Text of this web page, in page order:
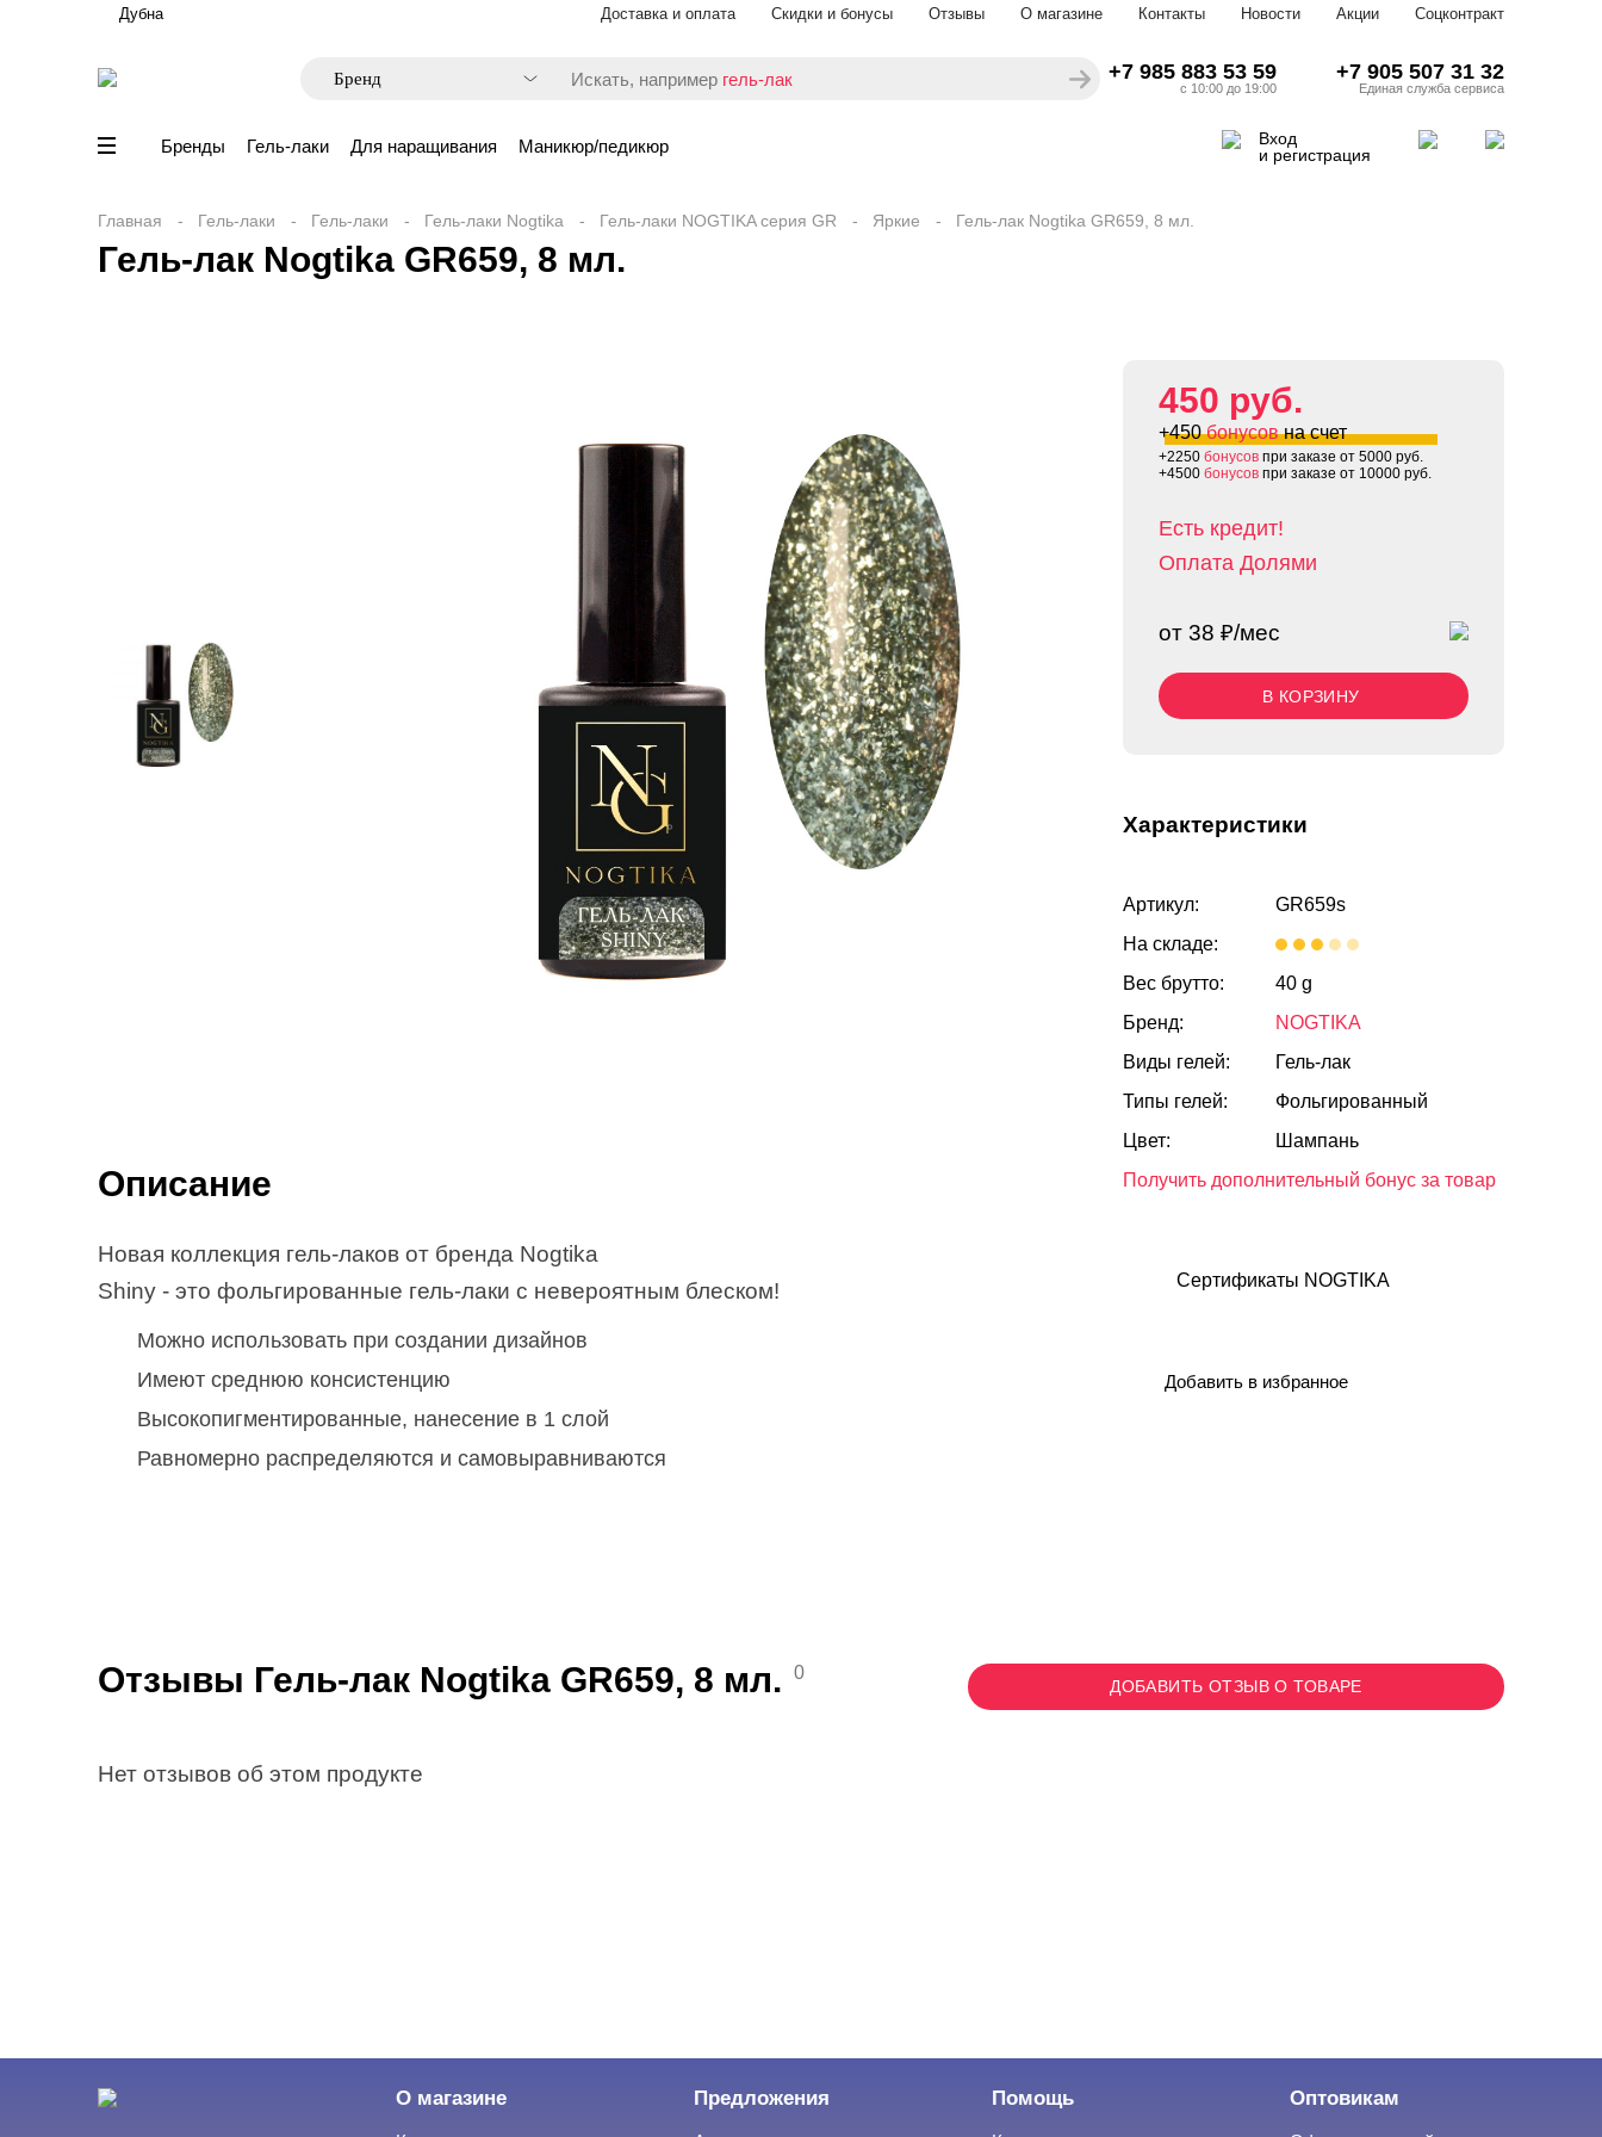
Дубна Доставка и оплата Скидки и бонусы Отзывы О магазине Контакты Новости Акции Соцконтракт
Искать, например гель-лак +7 985 883 53 59
с 10:00 до 19:00
+7 905 507 31 32
Единая служба сервиса
Бренды Гель-лаки Для наращивания Маникюр/педикюр
Вход
и регистрация
Главная Гель-лаки Гель-лаки Гель-лаки Nogtika Гель-лаки NOGTIKA серия GR Яркие Гель-лак Nogtika GR659, 8 мл.
Гель-лак Nogtika GR659, 8 мл.
Описание
Новая коллекция гель-лаков от бренда Nogtika
Shiny - это фольгированные гель-лаки с невероятным блеском!
Можно использовать при создании дизайнов
Имеют среднюю консистенцию
Высокопигментированные, нанесение в 1 слой
Равномерно распределяются и самовыравниваются
450 руб.
+450бонусовна счет
+2250 бонусов при заказе от 5000 руб.
+4500 бонусов при заказе от 10000 руб.
Есть кредит!
Оплата Долями
от 38 ₽/мес
В КОРЗИНУ
Характеристики
Артикул:
GR659s
На складе:
Вес брутто:
40 g
Бренд:
NOGTIKA
Виды гелей:
Гель-лак
Типы гелей:
Фольгированный
Цвет:
Шампань
Получить дополнительный бонус за товар
Сертификаты NOGTIKA
Добавить в избранное
Отзывы Гель-лак Nogtika GR659, 8 мл. 0
Нет отзывов об этом продукте
ДОБАВИТЬ ОТЗЫВ О ТОВАРЕ
О магазине Предложения Помощь Оптовикам